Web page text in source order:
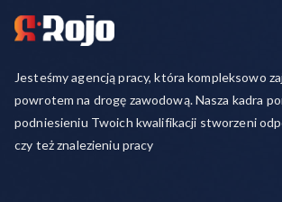
Jesteśmy agencją pracy, która kompleksowo
powrotem na drogę zawodową. Nasza kadra
podniesieniu Twoich kwalifikacji stworzeni
czy też znalezieniu pracy